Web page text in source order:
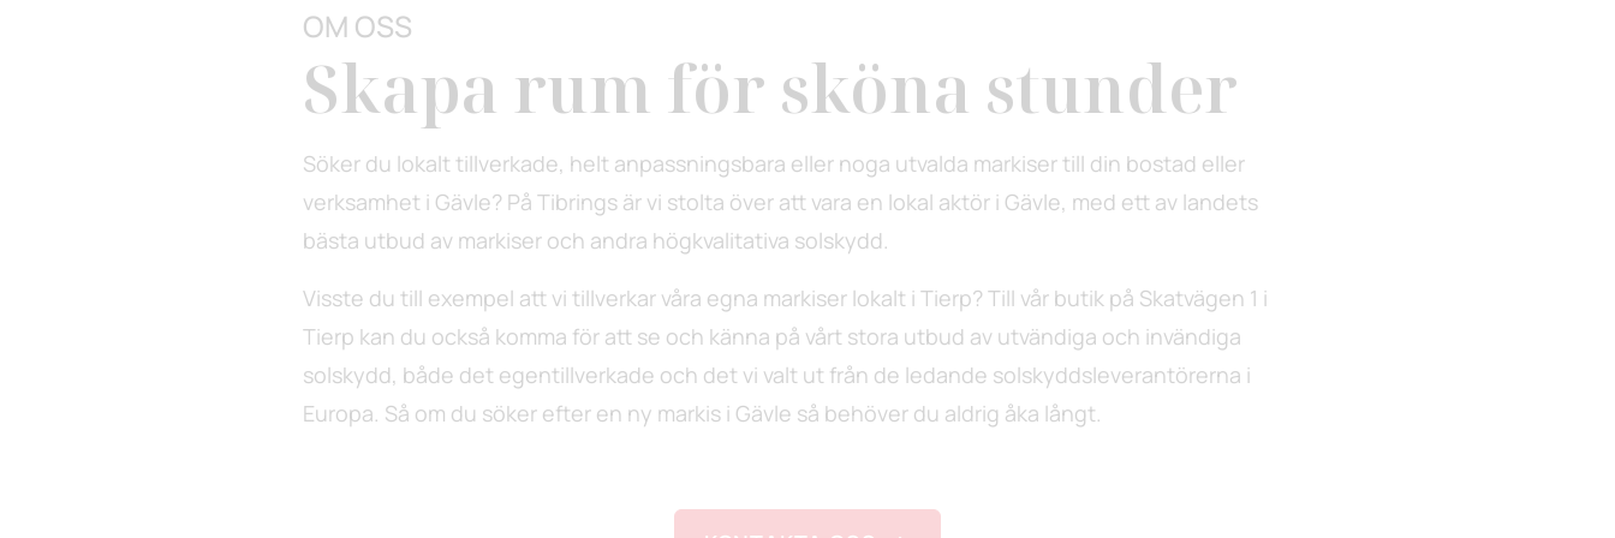
OM OSS
Skapa rum för sköna stunder
Söker du lokalt tillverkade, helt anpassningsbara eller noga utvalda markiser till din bostad eller
verksamhet i Gävle? På Tibrings är vi stolta över att vara en lokal aktör i Gävle, med ett av landets
bästa utbud av markiser och andra högkvalitativa solskydd.
Visste du till exempel att vi tillverkar våra egna markiser lokalt i Tierp? Till vår butik på Skatvägen 1 i
Tierp kan du också komma för att se och känna på vårt stora utbud av utvändiga och invändiga
solskydd, både det egentillverkade och det vi valt ut från de ledande solskyddsleverantörerna i
Europa. Så om du söker efter en ny markis i Gävle så behöver du aldrig åka långt.